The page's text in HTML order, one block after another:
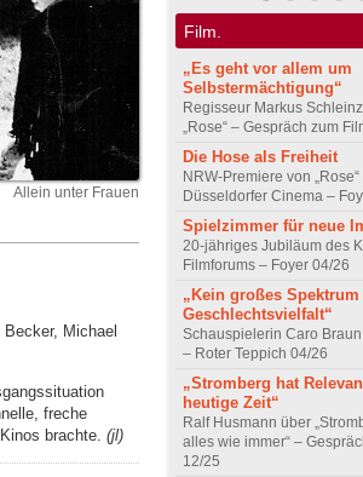
Allein unter Frauen
Michael
freche
brachte. (jl)
Film.
„Es geht vor allem um
Selbstermächtigung“
Regisseur Markus
„Rose“ – Gespräch zum
Die Hose als Freiheit
NRW-Premiere von „Rose“
Düsseldorfer Cinema –
Spielzimmer für neue
20-jähriges Jubiläum des
Filmforums – Foyer 04/26
„Kein großes Spektrum
Geschlechtsvielfalt“
Schauspielerin Caro Braun
– Roter Teppich 04/26
„Stromberg hat
heutige Zeit“
Ralf Husmann über
alles wie immer“ –
12/25